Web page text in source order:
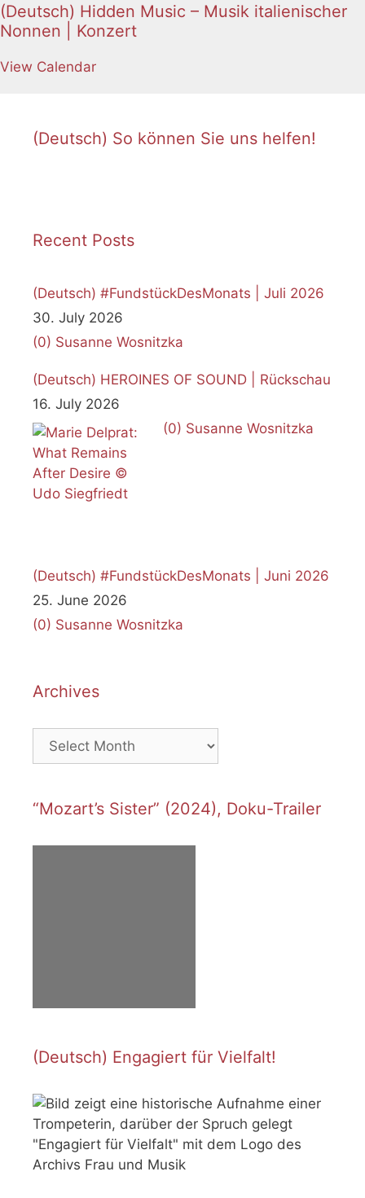
(Deutsch) Hidden Music – Musik italienischer
Nonnen | Konzert
View Calendar
(Deutsch) So können Sie uns helfen!
Recent Posts
(Deutsch) #FundstückDesMonats | Juli 2026
30. July 2026
(0) Susanne Wosnitzka
(Deutsch) HEROINES OF SOUND | Rückschau
16. July 2026
(0) Susanne Wosnitzka
(Deutsch) #FundstückDesMonats | Juni 2026
25. June 2026
(0) Susanne Wosnitzka
Archives
Archives
“Mozart’s Sister” (2024), Doku-Trailer
(Deutsch) Engagiert für Vielfalt!